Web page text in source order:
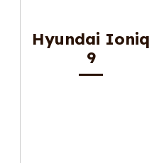
Hyundai Ioniq
9